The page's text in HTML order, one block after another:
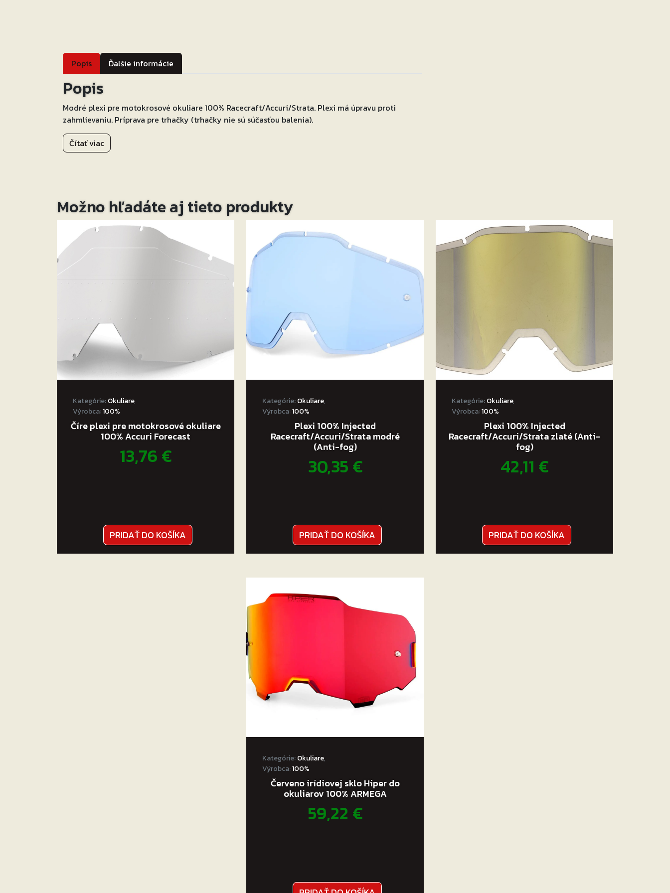
Popis Ďalšie informácie
Popis
Modré plexi pre motokrosové okuliare 100% Racecraft/Accuri/Strata. Plexi má úpravu proti
zahmlievaniu. Príprava pre trhačky (trhačky nie sú súčasťou balenia).
Čítať viac
Možno hľadáte aj tieto produkty
Kategórie:Okuliare,
Výrobca:100%
Číre plexi pre motokrosové okuliare
100% Accuri Forecast
13,76€
PRIDAŤ DO KOŠÍKA
Kategórie:Okuliare,
Výrobca:100%
Plexi 100% Injected
Racecraft/Accuri/Strata modré
(Anti-fog)
30,35€
PRIDAŤ DO KOŠÍKA
Kategórie:Okuliare,
Výrobca:100%
Plexi 100% Injected
Racecraft/Accuri/Strata zlaté (Anti-
fog)
42,11 €
PRIDAŤ DO KOŠÍKA
Kategórie:Okuliare,
Výrobca:100%
Červeno irídiovej sklo Hiper do
okuliarov 100% ARMEGA
59,22 €